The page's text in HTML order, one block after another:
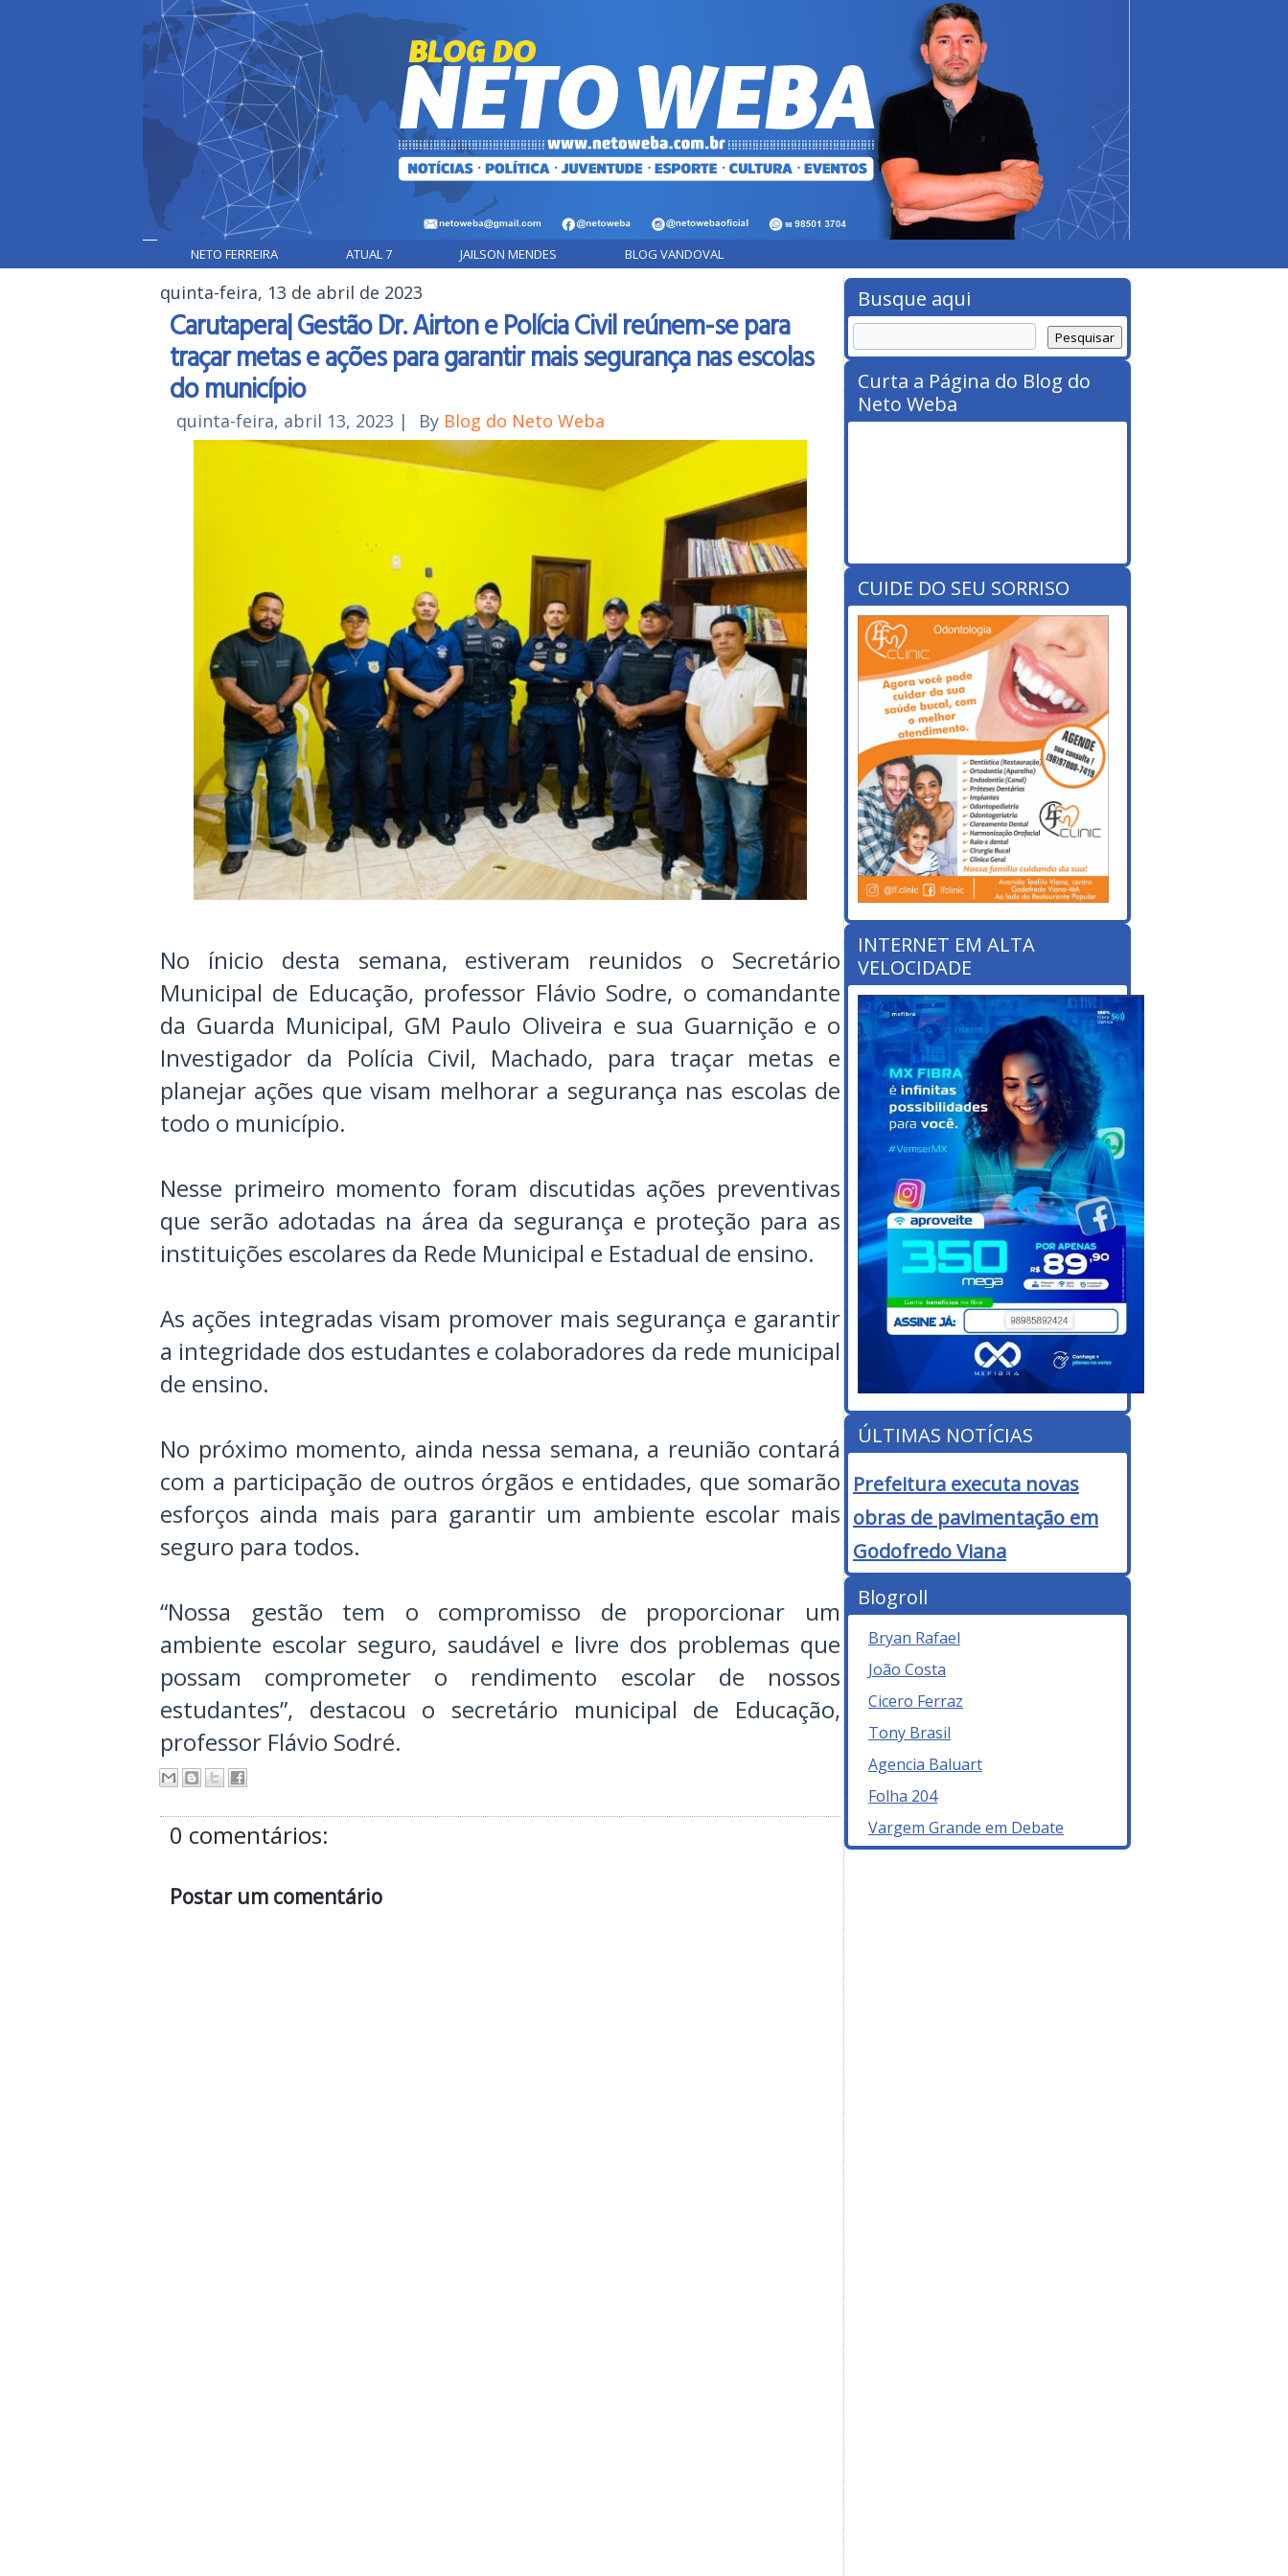
NETO FERREIRA ATUAL 7 JAILSON MENDES BLOG VANDOVAL
quinta-feira, 13 de abril de 2023
Carutapera| Gestão Dr. Airton e Polícia Civil reúnem-se para
traçar metas e ações para garantir mais segurança nas escolas
do município
quinta-feira, abril 13, 2023 | By Blog do Neto Weba
No ínicio desta semana, estiveram reunidos o Secretário
Municipal de Educação, professor Flávio Sodre, o comandante
da Guarda Municipal, GM Paulo Oliveira e sua Guarnição e o
Investigador da Polícia Civil, Machado, para traçar metas e
planejar ações que visam melhorar a segurança nas escolas de
todo o município.
Nesse primeiro momento foram discutidas ações preventivas
que serão adotadas na área da segurança e proteção para as
instituições escolares da Rede Municipal e Estadual de ensino.
As ações integradas visam promover mais segurança e garantir
a integridade dos estudantes e colaboradores da rede municipal
de ensino.
No próximo momento, ainda nessa semana, a reunião contará
com a participação de outros órgãos e entidades, que somarão
esforços ainda mais para garantir um ambiente escolar mais
seguro para todos.
“Nossa gestão tem o compromisso de proporcionar um
ambiente escolar seguro, saudável e livre dos problemas que
possam comprometer o rendimento escolar de nossos
estudantes”, destacou o secretário municipal de Educação,
professor Flávio Sodré.
0 comentários:
Postar um comentário
Busque aqui
Curta a Página do Blog do
Neto Weba
CUIDE DO SEU SORRISO
INTERNET EM ALTA
VELOCIDADE
ÚLTIMAS NOTÍCIAS
Prefeitura executa novas
obras de pavimentação em
Godofredo Viana
Blogroll
Bryan Rafael
João Costa
Cicero Ferraz
Tony Brasil
Agencia Baluart
Folha 204
Vargem Grande em Debate